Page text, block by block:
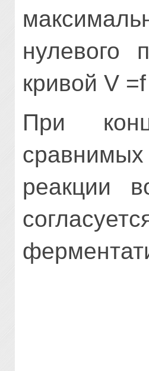
нулевого
кривой V
При
реакции